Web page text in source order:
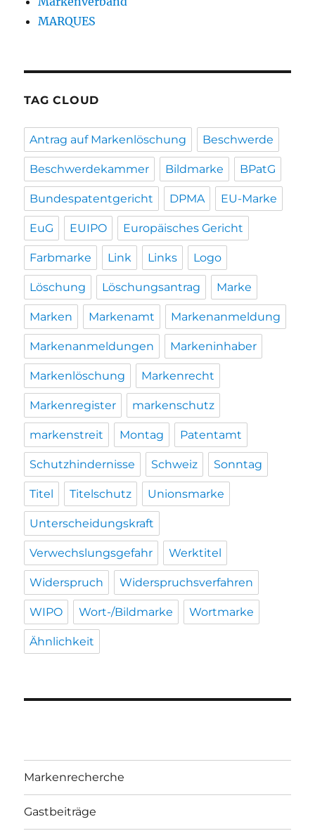
MARQUES
TAG CLOUD
Antrag auf Markenlöschung Beschwerde
Beschwerdekammer Bildmarke BPatG
Bundespatentgericht DPMA EU-Marke
EuG EUIPO Europäisches Gericht
Farbmarke Link Links Logo
Löschung Löschungsantrag Marke
Marken Markenamt Markenanmeldung
Markenanmeldungen Markeninhaber
Markenlöschung Markenrecht
Markenregister markenschutz
markenstreit Montag Patentamt
Schutzhindernisse Schweiz Sonntag
Titel Titelschutz Unionsmarke
Unterscheidungskraft
Verwechslungsgefahr Werktitel
Widerspruch Widerspruchsverfahren
WIPO Wort-/Bildmarke Wortmarke
Ähnlichkeit
Markenrecherche
Gastbeiträge